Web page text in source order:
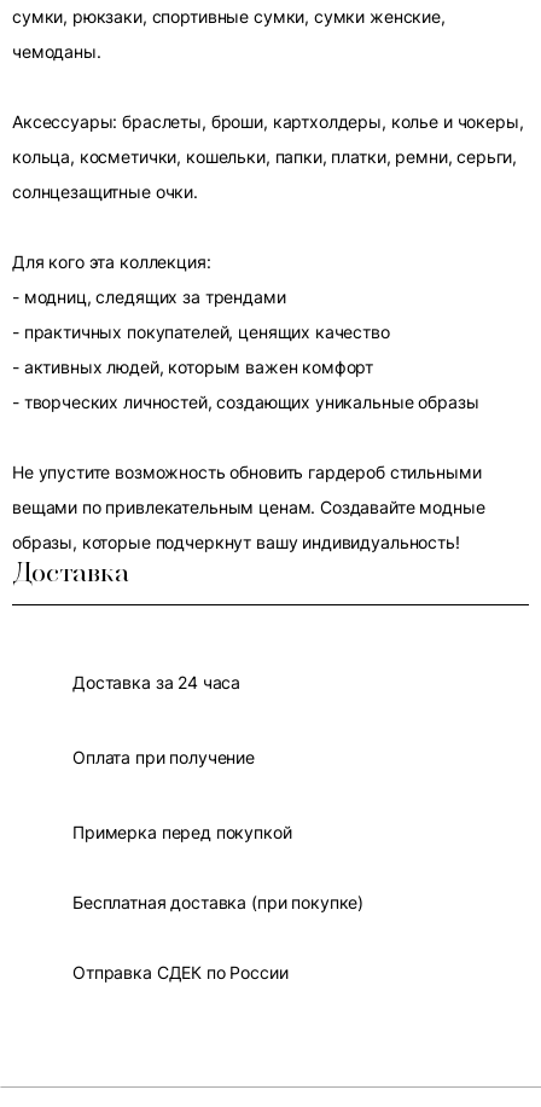
сумки, рюкзаки, спортивные сумки, сумки женские,
чемоданы.
Аксессуары: браслеты, броши, картхолдеры, колье и чокеры,
кольца, косметички, кошельки, папки, платки, ремни, серьги,
солнцезащитные очки.
Для кого эта коллекция:
- модниц, следящих за трендами
- практичных покупателей, ценящих качество
- активных людей, которым важен комфорт
- творческих личностей, создающих уникальные образы
Не упустите возможность обновить гардероб стильными
вещами по привлекательным ценам. Создавайте модные
образы, которые подчеркнут вашу индивидуальность!
Доставка
Доставка за 24 часа
Оплата при получение
Примерка перед покупкой
Бесплатная доставка (при покупке)
Отправка СДЕК по России